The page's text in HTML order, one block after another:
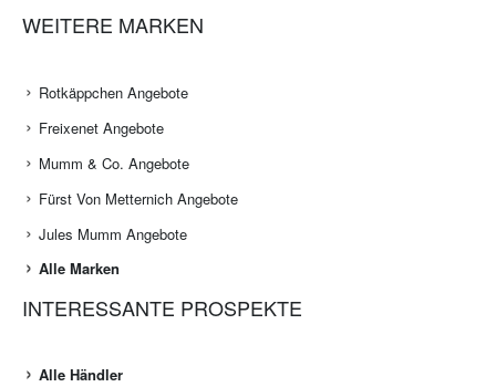
WEITERE MARKEN
Rotkäppchen Angebote
Freixenet Angebote
Mumm & Co. Angebote
Fürst Von Metternich Angebote
Jules Mumm Angebote
Alle Marken
INTERESSANTE PROSPEKTE
Alle Händler